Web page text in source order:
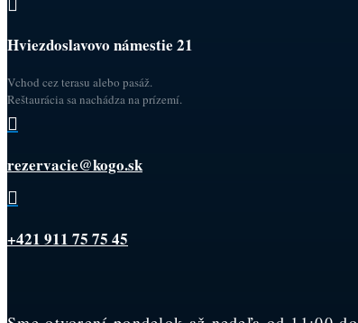

Hviezdoslavovo námestie 21
Vchod cez terasu alebo pasáž.
Reštaurácia sa nachádza na prízemí.

rezervacie@kogo.sk

+421 911 75 75 45